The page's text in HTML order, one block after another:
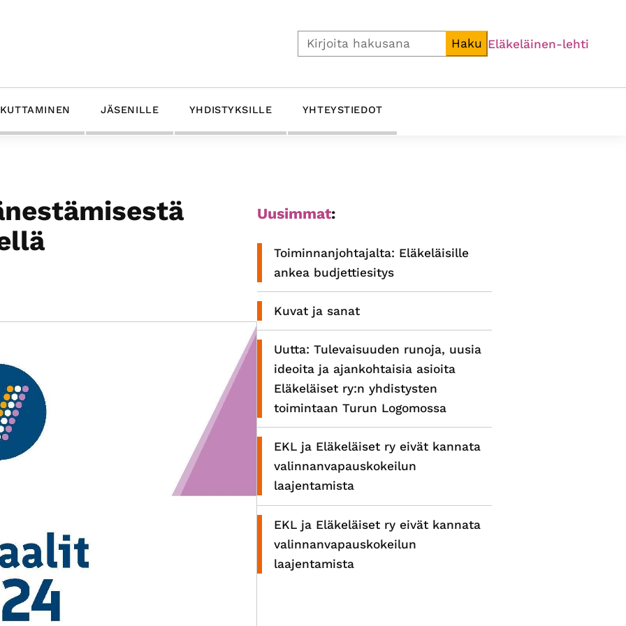
Etsi Haku Eläkeläinen-lehti
JÄSENILLE YHDISTYKSILLE YHTEYSTIEDOT
Ensisijainen
Uusimmat:
Toiminnanjohtajalta: Eläkeläisille
ankea budjettiesitys
Kuvat ja sanat
Uutta: Tulevaisuuden runoja, uusia
ideoita ja ajankohtaisia asioita
Eläkeläiset ry:n yhdistysten
toimintaan Turun Logomossa
EKL ja Eläkeläiset ry eivät kannata
valinnanvapauskokeilun
laajentamista
EKL ja Eläkeläiset ry eivät kannata
valinnanvapauskokeilun
laajentamista